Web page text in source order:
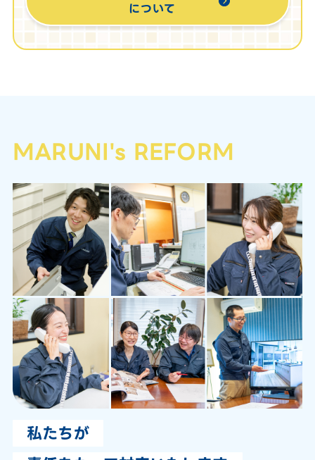
について
MARUNI's REFORM
私たちが